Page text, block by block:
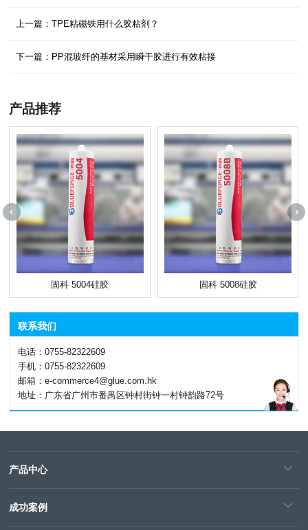
上一篇：TPE粘磁铁用什么胶粘剂？
下一篇：PP混玻纤的基材采用瞬干胶进行有效粘接
产品推荐
固科 5004硅胶 固科 5008硅胶
联系我们
电话：0755-82322609
手机：0755-82322609
邮箱：e-commerce4@glue.com.hk
地址：广东省广州市番禺区钟村街钟一村钟韵路72号
产品中心
成功案例